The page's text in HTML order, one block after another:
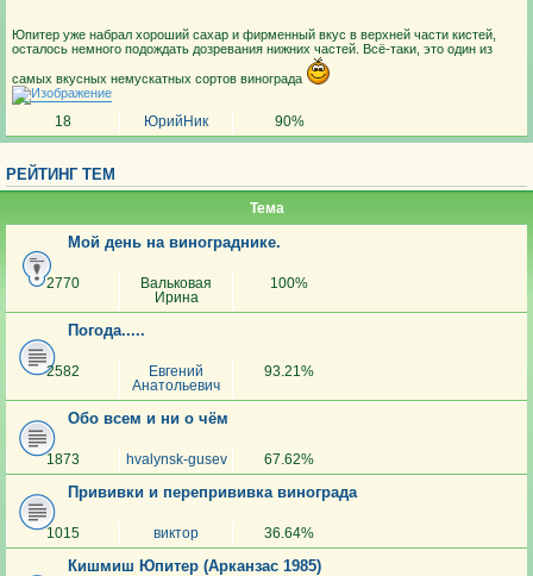
Юпитер уже набрал хороший сахар и фирменный вкус в верхней части кистей,
осталось немного подождать дозревания нижних частей. Всё-таки, это один из
самых вкусных немускатных сортов винограда
18 ЮрийНик 90%
РЕЙТИНГ ТЕМ
Тема
Мой день на винограднике.
2770
Вальковая
Ирина
100%
Погода.....
2582
Евгений
Анатольевич
93.21%
Обо всем и ни о чём
1873 hvalynsk-gusev 67.62%
Прививки и перепрививка винограда
1015 виктор 36.64%
Кишмиш Юпитер (Арканзас 1985)